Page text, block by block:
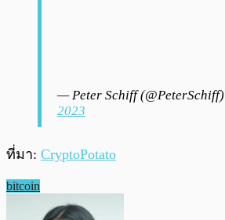
— Peter Schiff (@PeterSchiff)
2023
ที่มา: CryptoPotato
bitcoin